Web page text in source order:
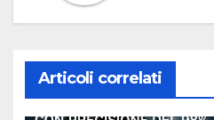
Articoli correlati